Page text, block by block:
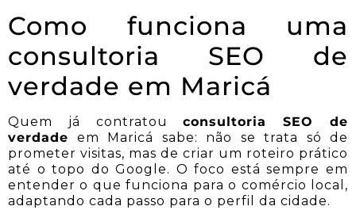
Como funciona uma
consultoria SEO de
verdade em Maricá
Quem já contratouconsultoria SEO de
verdade em Maricá sabe: não se trata só de
prometer visitas, mas de criar um roteiro prático
até o topo do Google. O foco está sempre em
entender o que funciona para o comércio local,
adaptando cada passo para o perfil da cidade.